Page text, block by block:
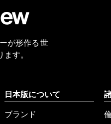
が形作る 世
す。
日本版について
ブランド